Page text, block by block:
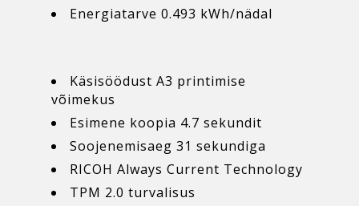
Energiatarve 0.493 kWh/nädal
Käsisöödust A3 printimise
võimekus
Esimene koopia 4.7 sekundit
Soojenemisaeg 31 sekundiga
RICOH Always Current Technology
TPM 2.0 turvalisus